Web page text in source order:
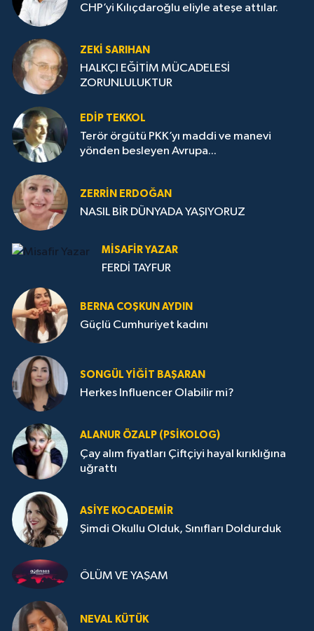
CHP’yi Kılıçdaroğlu eliyle ateşe attılar.
ZEKI SARIHAN
HALKÇI EĞİTİM MÜCADELESİ
ZORUNLULUKTUR
EDIP TEKKOL
Terör örgütü PKK’yı maddi ve manevi
yönden besleyen Avrupa...
ZERRIN ERDOĞAN
NASIL BİR DÜNYADA YAŞIYORUZ
MISAFIR YAZAR
FERDİ TAYFUR
BERNA COŞKUN AYDIN
Güçlü Cumhuriyet kadını
SONGÜL YIĞIT BAŞARAN
Herkes Influencer Olabilir mi?
ALANUR ÖZALP (PSIKOLOG)
Çay alım fiyatları Çiftçiyi hayal kırıklığına
uğrattı
ASIYE KOCADEMİR
Şimdi Okullu Olduk, Sınıfları Doldurduk
ÖLÜM VE YAŞAM
NEVAL KÜTÜK